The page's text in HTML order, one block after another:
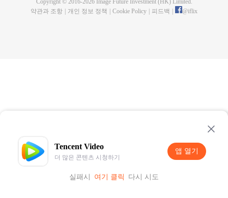
Tencent Video
더 많은 콘텐츠 시청하기
앱 열기
실패시 여기 클릭 다시 시도
앱 열기
Copyright © 2016-2026Image Future Investment (HK) Limited.
약관과 조항
개인 정보 정책 Cookie Policy 피드백 @iflix